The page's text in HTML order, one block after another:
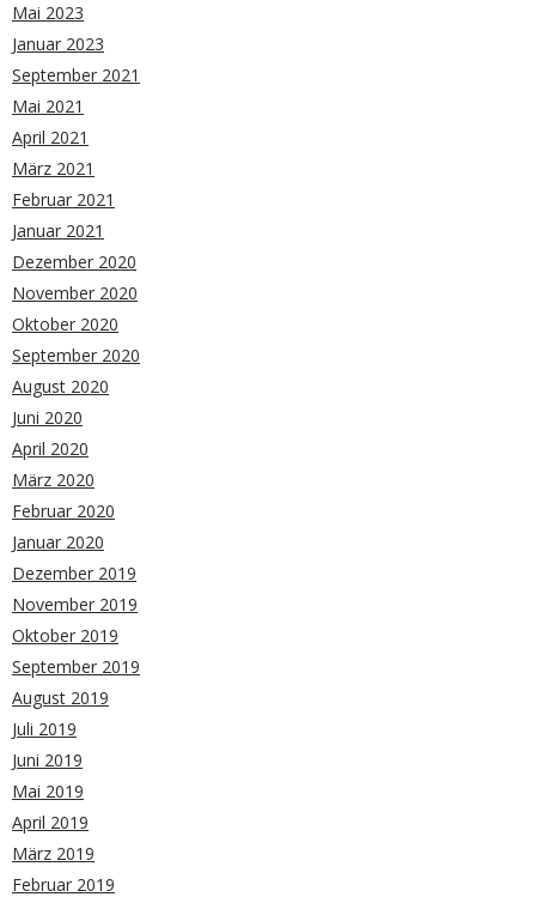
Mai 2023
Januar 2023
September 2021
Mai 2021
April 2021
März 2021
Februar 2021
Januar 2021
Dezember 2020
November 2020
Oktober 2020
September 2020
August 2020
Juni 2020
April 2020
März 2020
Februar 2020
Januar 2020
Dezember 2019
November 2019
Oktober 2019
September 2019
August 2019
Juli 2019
Juni 2019
Mai 2019
April 2019
März 2019
Februar 2019